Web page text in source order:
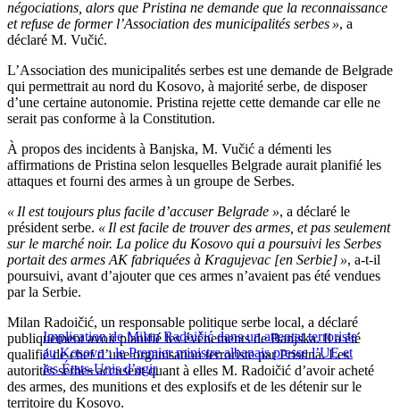
négociations, alors que Pristina ne demande que la reconnaissance
et refuse de former l’Association des municipalités serbes », a
déclaré M. Vučić.
L’Association des municipalités serbes est une demande de Belgrade
qui permettrait au nord du Kosovo, à majorité serbe, de disposer
d’une certaine autonomie. Pristina rejette cette demande car elle ne
serait pas conforme à la Constitution.
À propos des incidents à Banjska, M. Vučić a démenti les
affirmations de Pristina selon lesquelles Belgrade aurait planifié les
attaques et fourni des armes à un groupe de Serbes.
« Il est toujours plus facile d’accuser Belgrade », a déclaré le
président serbe. « Il est facile de trouver des armes, et pas seulement
sur le marché noir. La police du Kosovo qui a poursuivi les Serbes
portait des armes AK fabriquées à Kragujevac [en Serbie] », a-t-il
poursuivi, avant d’ajouter que ces armes n’avaient pas été vendues
par la Serbie.
Implication de Milan Radoičić dans un attentat terroriste
au Kosovo : le Premier ministre albanais presse l’UE et
les États-Unis d’agir
Milan Radoičić, un responsable politique serbe local, a déclaré
publiquement avoir planifié les évènements de Banjska. Il a été
qualifié de chef d’une organisation terroriste par Pristina. Les
autorités serbes accusent quant à elles M. Radoičić d’avoir acheté
des armes, des munitions et des explosifs et de les détenir sur le
territoire du Kosovo.